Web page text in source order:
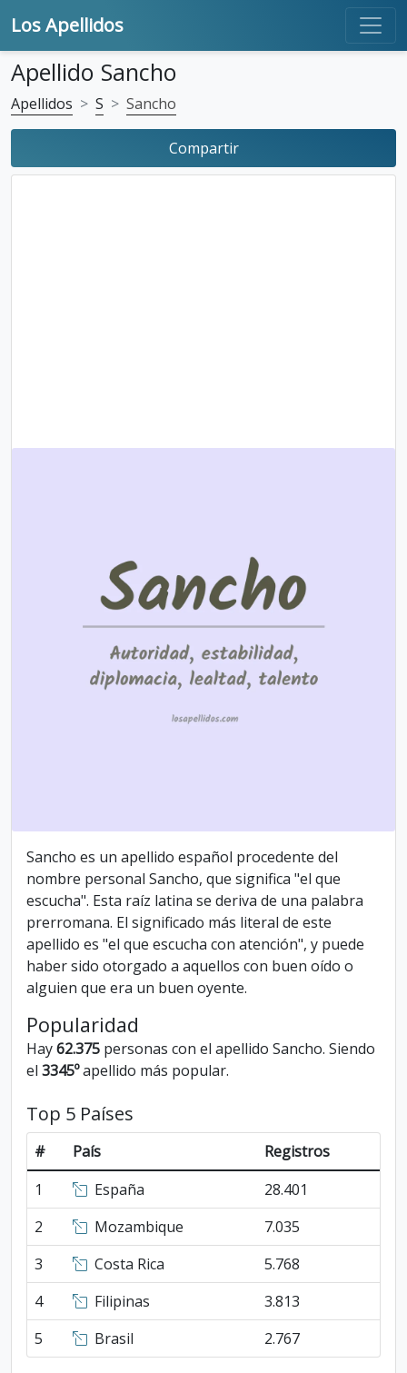
Los Apellidos
Apellido Sancho
Apellidos S Sancho
Compartir
Sancho es un apellido español procedente del
nombre personal Sancho, que significa "el que
escucha". Esta raíz latina se deriva de una palabra
prerromana. El significado más literal de este
apellido es "el que escucha con atención", y puede
haber sido otorgado a aquellos con buen oído o
alguien que era un buen oyente.
Popularidad
Hay62.375 personas con el apellido Sancho. Siendo
el 3345ºapellido más popular.
Top 5 Países
# País
Registros
1
España
28.401
2
Mozambique
7.035
3
Costa Rica
5.768
4
Filipinas
3.813
5
Brasil 2.767